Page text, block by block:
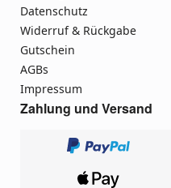
Datenschutz
Widerruf & Rückgabe
Gutschein
AGBs
Impressum
Zahlung und Versand